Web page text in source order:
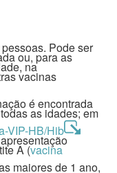
Pode ser
ou, para as
na
vacinas
é encontrada
as idades; em
VIP-HB/Hib
A (vacina
maiores de 1 ano,